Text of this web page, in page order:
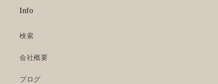
Info
検索
会社概要
ブログ